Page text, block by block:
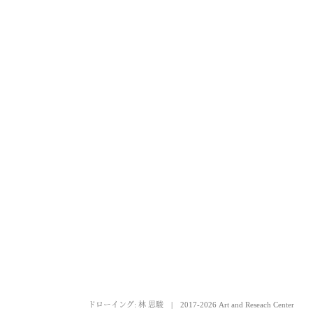
ドローイング: 林 思駿 2017-2026 Art and Reseach Center